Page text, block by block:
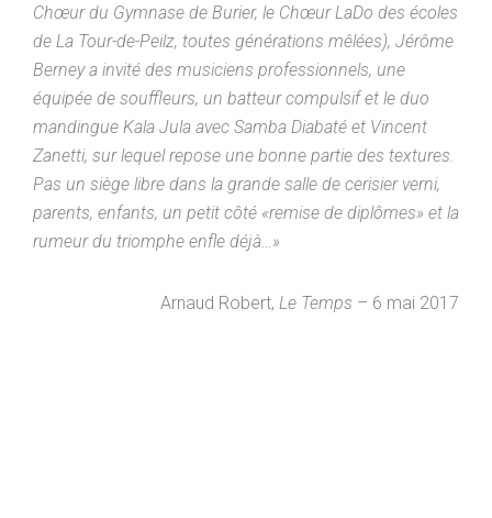
Chœur du Gymnase de Burier, le Chœur LaDo des écoles
de La Tour-de-Peilz, toutes générations mêlées), Jérôme
Berney a invité des musiciens professionnels, une
équipée de souffleurs, un batteur compulsif et le duo
mandingue Kala Jula avec Samba Diabaté et Vincent
Zanetti, sur lequel repose une bonne partie des textures.
Pas un siège libre dans la grande salle de cerisier verni,
parents, enfants, un petit côté «remise de diplômes» et la
rumeur du triomphe enfle déjà…»
Arnaud Robert, Le Temps – 6 mai 2017